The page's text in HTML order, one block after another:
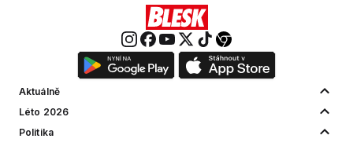
Aktuálně
Léto 2026
Politika